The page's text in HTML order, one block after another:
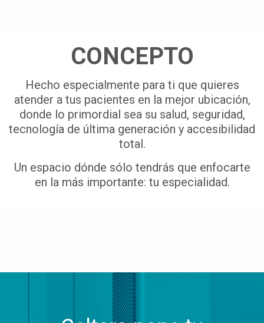
CONCEPTO
Hecho especialmente para ti que quieres
atender a tus pacientes en la mejor ubicación,
donde lo primordial sea su salud, seguridad,
tecnología de última generación y accesibilidad
total.
Un espacio dónde sólo tendrás que enfocarte
en la más importante: tu especialidad.